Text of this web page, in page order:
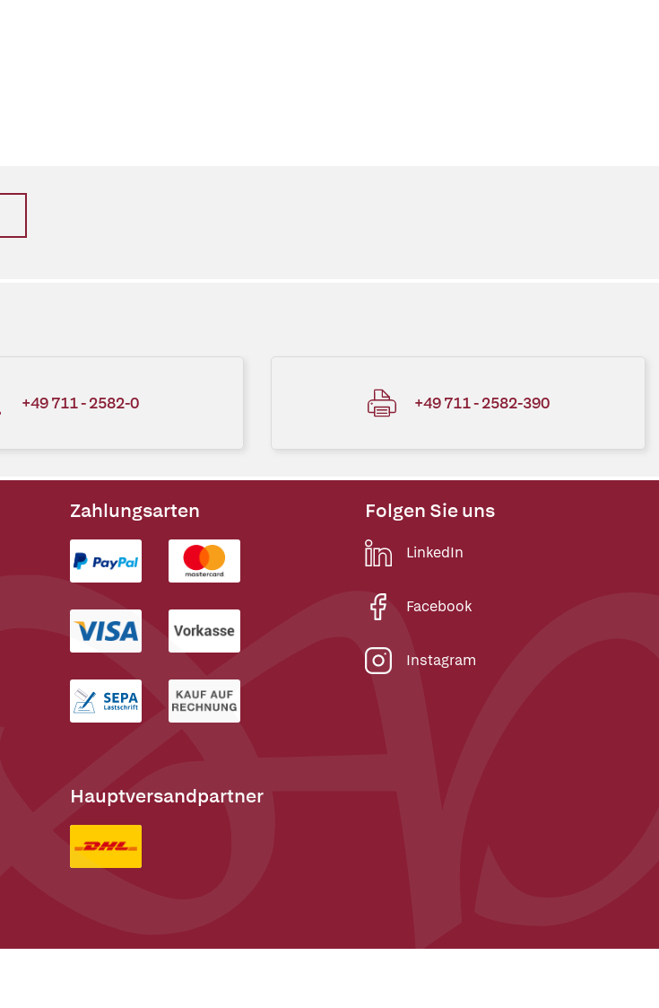
+49 711 - 2582-0 +49 711 - 2582-390
Zahlungsarten
Hauptversandpartner
Folgen Sie uns
LinkedIn
Facebook
Instagram